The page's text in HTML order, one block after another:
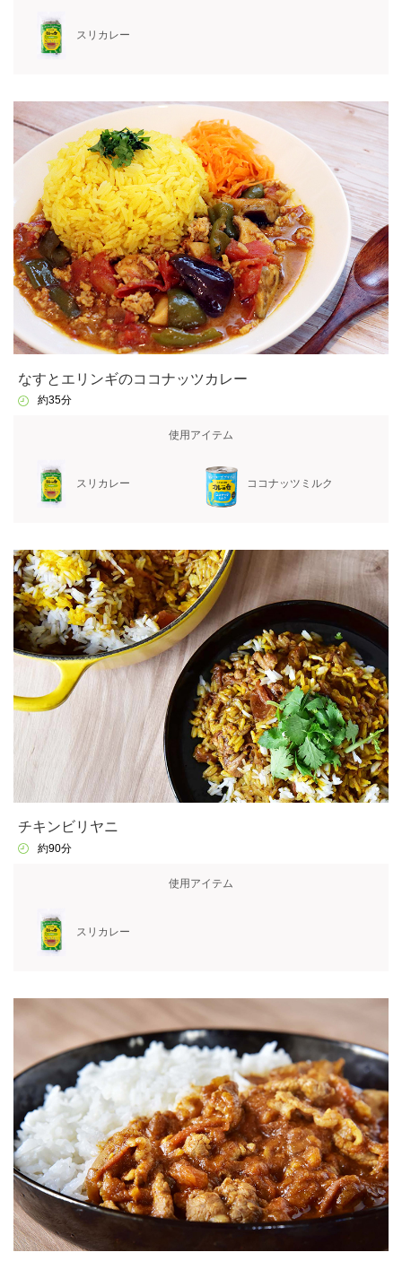
スリカレー
なすとエリンギのココナッツカレー
約35分
使用アイテム
スリカレー ココナッツミルク
チキンビリヤニ
約90分
使用アイテム
スリカレー